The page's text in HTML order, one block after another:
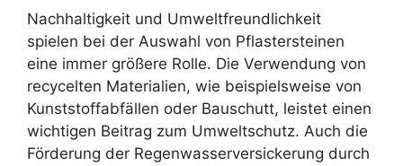
Nachhaltigkeit und Umweltfreundlichkeit
spielen bei der Auswahl von Pflastersteinen
eine immer größere Rolle. Die Verwendung von
recycelten Materialien, wie beispielsweise von
Kunststoffabfällen oder Bauschutt, leistet einen
wichtigen Beitrag zum Umweltschutz. Auch die
Förderung der Regenwasserversickerung durch